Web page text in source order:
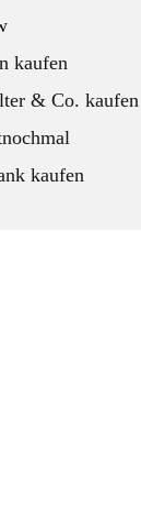
kaufen
& Co. kaufen
kaufen